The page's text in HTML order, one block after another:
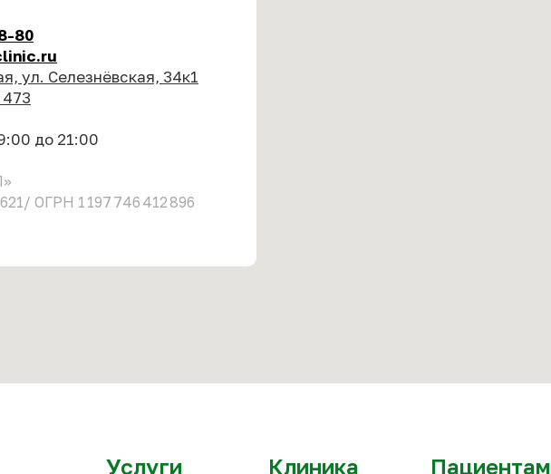
80
ул. Селезнёвская, 34к1
473
до 21:00
ОГРН 1 197 746 412 896
Услуги Клиника Пациентам